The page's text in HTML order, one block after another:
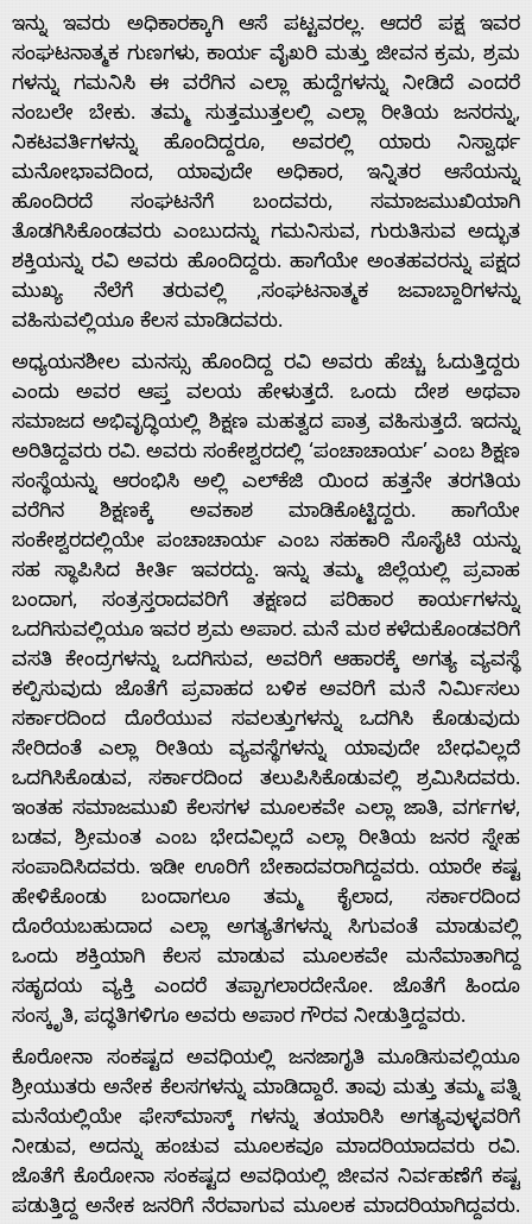
ಇನ್ನು ಇವರು ಅಧಿಕಾರಕ್ಕಾಗಿ ಆಸೆ ಪಟ್ಟವರಲ್ಲ. ಆದರೆ ಪಕ್ಷ ಇವರ
ಸಂಘಟನಾತ್ಮಕ ಗುಣಗಳು, ಕಾರ್ಯ ವೈಖರಿ ಮತ್ತು ಜೀವನ ಕ್ರಮ, ಶ್ರಮ
ಗಳನ್ನು ಗಮನಿಸಿ ಈ ವರೆಗಿನ ಎಲ್ಲಾ ಹುದ್ದೆಗಳನ್ನು ನೀಡಿದೆ ಎಂದರೆ
ನಂಬಲೇ ಬೇಕು. ತಮ್ಮ ಸುತ್ತಮುತ್ತಲಲ್ಲಿ ಎಲ್ಲಾ ರೀತಿಯ ಜನರನ್ನು,
ನಿಕಟವರ್ತಿಗಳನ್ನು ಹೊಂದಿದ್ದರೂ, ಅವರಲ್ಲಿ ಯಾರು ನಿಸ್ವಾರ್ಥ
ಮನೋಭಾವ‌ದಿಂದ, ಯಾವುದೇ ಅಧಿಕಾರ, ಇನ್ನಿತರ ಆಸೆಯನ್ನು
ಹೊಂದಿರದೆ ಸಂಘಟನೆಗೆ ಬಂದವರು, ಸಮಾಜಮುಖಿಯಾಗಿ
ತೊಡಗಿಸಿಕೊಂಡವರು ಎಂಬುದನ್ನು ಗಮನಿಸುವ, ಗುರುತಿಸುವ ಅದ್ಭುತ
ಶಕ್ತಿಯನ್ನು ರವಿ ಅವರು ಹೊಂದಿದ್ದರು. ಹಾಗೆಯೇ ಅಂತಹವರನ್ನು ಪಕ್ಷದ
ಮುಖ್ಯ ನೆಲೆಗೆ ತರುವಲ್ಲಿ ,ಸಂಘಟನಾತ್ಮಕ ಜವಾಬ್ದಾರಿ‌ಗಳನ್ನು
ವಹಿಸುವಲ್ಲಿಯೂ ಕೆಲಸ ಮಾಡಿದವರು.
ಅಧ್ಯಯನಶೀಲ ಮನಸ್ಸು ಹೊಂದಿದ್ದ ರವಿ ಅವರು ಹೆಚ್ಚು ಓದುತ್ತಿದ್ದರು
ಎಂದು ಅವರ ಆಪ್ತ ವಲಯ ಹೇಳುತ್ತದೆ. ಒಂದು ದೇಶ ಅಥವಾ
ಸಮಾಜದ ಅಭಿವೃದ್ಧಿ‌ಯಲ್ಲಿ ಶಿಕ್ಷಣ ಮಹತ್ವದ ಪಾತ್ರ ವಹಿಸುತ್ತದೆ. ಇದನ್ನು
ಅರಿತಿದ್ದವರು ರವಿ. ಅವರು ಸಂಕೇಶ್ವರ‌ದಲ್ಲಿ ‘ಪಂಚಾಚಾರ್ಯ’ ಎಂಬ ಶಿಕ್ಷಣ
ಸಂಸ್ಥೆ‌ಯನ್ನು ಆರಂಭಿಸಿ ಅಲ್ಲಿ ಎಲ್‌ಕೆಜಿ ಯಿಂದ ಹತ್ತನೇ ತರಗತಿಯ
ವರೆಗಿನ ಶಿಕ್ಷಣಕ್ಕೆ ಅವಕಾಶ ಮಾಡಿಕೊಟ್ಟಿದ್ದರು. ಹಾಗೆಯೇ
ಸಂಕೇಶ್ವರ‌ದಲ್ಲಿಯೇ ಪಂಚಾಚಾರ್ಯ ಎಂಬ ಸಹಕಾರಿ ಸೊಸೈಟಿ ಯನ್ನು
ಸಹ ಸ್ಥಾಪಿಸಿದ ಕೀರ್ತಿ ಇವರದ್ದು. ಇನ್ನು ತಮ್ಮ ಜಿಲ್ಲೆಯ‌ಲ್ಲಿ ಪ್ರವಾಹ
ಬಂದಾಗ, ಸಂತ್ರಸ್ತರಾದವರಿಗೆ ತಕ್ಷಣದ ಪರಿಹಾರ ಕಾರ್ಯಗಳನ್ನು
ಒದಗಿಸುವಲ್ಲಿಯೂ ಇವರ ಶ್ರಮ ಅಪಾರ. ಮನೆ ಮಠ ಕಳೆದುಕೊಂಡವರಿಗೆ
ವಸತಿ ಕೇಂದ್ರ‌ಗಳನ್ನು ಒದಗಿಸುವ, ಅವರಿಗೆ ಆಹಾರಕ್ಕೆ ಅಗತ್ಯ ವ್ಯವಸ್ಥೆ
ಕಲ್ಪಿಸುವುದು ಜೊತೆಗೆ ಪ್ರವಾಹದ ಬಳಿಕ ಅವರಿಗೆ ಮನೆ ನಿರ್ಮಿಸಲು
ಸರ್ಕಾರದಿಂದ ದೊರೆಯುವ ಸವಲತ್ತುಗಳನ್ನು ಒದಗಿಸಿ ಕೊಡುವುದು
ಸೇರಿದಂತೆ ಎಲ್ಲಾ ರೀತಿಯ ವ್ಯವಸ್ಥೆ‌ಗಳನ್ನು ಯಾವುದೇ ಬೇಧವಿಲ್ಲದೆ
ಒದಗಿಸಿಕೊಡುವ, ಸರ್ಕಾರದಿಂದ ತಲುಪಿಸಿಕೊಡುವಲ್ಲಿ ಶ್ರಮಿಸಿದವರು.
ಇಂತಹ ಸಮಾಜಮುಖಿ ಕೆಲಸಗಳ ಮೂಲಕವೇ ಎಲ್ಲಾ ಜಾತಿ, ವರ್ಗಗಳ,
ಬಡವ, ಶ್ರೀಮಂತ ಎಂಬ ಭೇದವಿಲ್ಲದೆ ಎಲ್ಲಾ ರೀತಿಯ ಜನರ ಸ್ನೇಹ
ಸಂಪಾದಿಸಿದವರು. ಇಡೀ ಊರಿಗೆ ಬೇಕಾದವರಾಗಿದ್ದವರು. ಯಾರೇ ಕಷ್ಟ
ಹೇಳಿಕೊಂಡು ಬಂದಾಗಲೂ ತಮ್ಮ ಕೈಲಾದ, ಸರ್ಕಾರ‌ದಿಂದ
ದೊರೆಯಬಹುದಾದ ಎಲ್ಲಾ ಅಗತ್ಯತೆಗಳನ್ನು ಸಿಗುವಂತೆ ಮಾಡುವಲ್ಲಿ
ಒಂದು ಶಕ್ತಿಯಾಗಿ ಕೆಲಸ ಮಾಡುವ ಮೂಲಕವೇ ಮನೆಮಾತಾಗಿದ್ದ
ಸಹೃದಯ ವ್ಯಕ್ತಿ ಎಂದರೆ ತಪ್ಪಾಗಲಾರದೇನೋ. ಜೊತೆಗೆ ಹಿಂದೂ
ಸಂಸ್ಕೃತಿ, ಪದ್ಧತಿಗಳಿಗೂ ಅವರು ಅಪಾರ ಗೌರವ ನೀಡುತ್ತಿದ್ದವರು.
ಕೊರೋನಾ ಸಂಕಷ್ಟದ ಅವಧಿಯಲ್ಲಿ ಜನಜಾಗೃತಿ ಮೂಡಿಸುವಲ್ಲಿಯೂ
ಶ್ರೀಯುತರು ಅನೇಕ ಕೆಲಸಗಳನ್ನು ಮಾಡಿದ್ದಾರೆ. ತಾವು ಮತ್ತು ತಮ್ಮ ಪತ್ನಿ
ಮನೆಯಲ್ಲಿಯೇ ಫೇಸ್‌ಮಾಸ್ಕ್ ಗಳನ್ನು ತಯಾರಿಸಿ ಅಗತ್ಯವುಳ್ಳವರಿಗೆ
ನೀಡುವ, ಅದನ್ನು ಹಂಚುವ ಮೂಲಕವೂ ಮಾದರಿಯಾದವರು ರವಿ.
ಜೊತೆಗೆ ಕೊರೋನಾ ಸಂಕಷ್ಟದ ಅವಧಿಯಲ್ಲಿ ಜೀವನ ನಿರ್ವಹಣೆಗೆ ಕಷ್ಟ
ಪಡುತ್ತಿದ್ದ ಅನೇಕ ಜನರಿಗೆ ನೆರವಾಗುವ ಮೂಲಕ ಮಾದರಿಯಾಗಿದ್ದವರು.